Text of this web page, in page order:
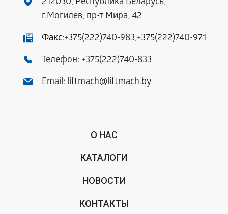
212030, Республика Беларусь,
г.Могилев, пр-т Мира, 42
Факс:+375(222)740-983,+375(222)740-971
Телефон: +375(222)740-833
Email: liftmach@liftmach.by
О НАС
КАТАЛОГИ
НОВОСТИ
КОНТАКТЫ